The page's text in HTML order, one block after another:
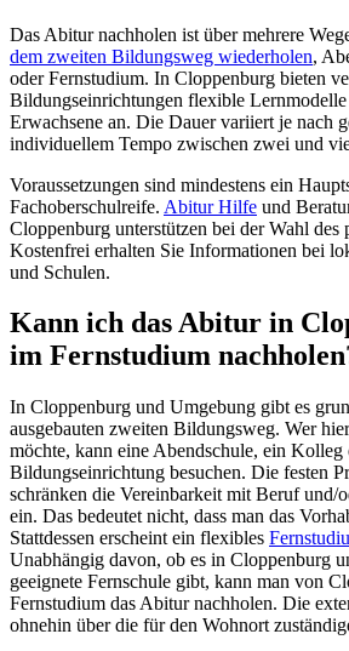
Das Abitur nachholen ist über mehrere
dem zweiten Bildungsweg wiederholen,
oder Fernstudium. In Cloppenburg bieten
Bildungseinrichtungen flexible
Erwachsene an. Die Dauer variiert je nach
individuellem Tempo zwischen zwei und
Voraussetzungen sind mindestens ein
Fachoberschulreife. Abitur Hilfe und
Cloppenburg unterstützen bei der Wahl des
Kostenfrei erhalten Sie Informationen bei
und Schulen.
Kann ich das Abitur in
im Fernstudium
In Cloppenburg und Umgebung gibt es
ausgebauten zweiten Bildungsweg. Wer
möchte, kann eine Abendschule, ein Kolleg
Bildungseinrichtung besuchen. Die festen
schränken die Vereinbarkeit mit Beruf und/
ein. Das bedeutet nicht, dass man das
Stattdessen erscheint ein flexibles
Unabhängig davon, ob es in Cloppenburg
geeignete Fernschule gibt, kann man von
Fernstudium das Abitur nachholen. Die
ohnehin über die für den Wohnort